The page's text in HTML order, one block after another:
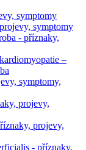
symptomy
symptomy
- příznaky,
–
symptomy,
projevy,
projevy,
- příznaky,